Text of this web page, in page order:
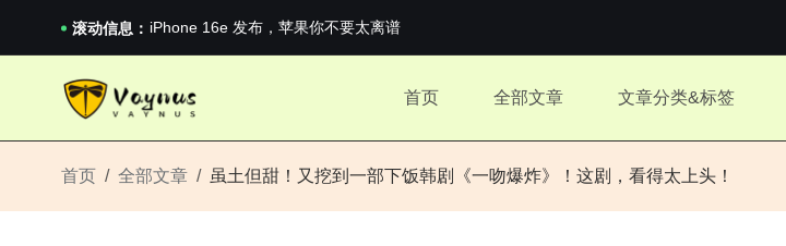
滚动信息： 2026澳网男单收官：全满贯对上全满亚，德约...
《巅峰守卫 Highguard》正式上线，官...
首页 全部文章 文章分类&标签
首页 全部文章 虽土但甜！又挖到一部下饭韩剧《一吻爆炸》！这剧，看得太上头！